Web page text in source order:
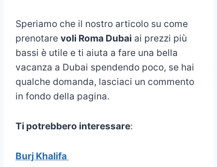
Speriamo che il nostro articolo su come
prenotare voli Roma Dubai ai prezzi più
bassi è utile e ti aiuta a fare una bella
vacanza a Dubai spendendo poco, se hai
qualche domanda, lasciaci un commento
in fondo della pagina.
Ti potrebbero interessare:
Burj Khalifa